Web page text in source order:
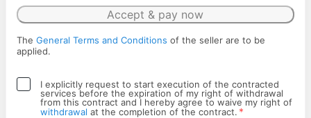
Accept & pay now
The General Terms and Conditions of the seller are to be
applied.
I explicitly request to start execution of the contracted
services before the expiration of my right of withdrawal
from this contract and I hereby agree to waive my right of
withdrawal at the completion of the contract. *